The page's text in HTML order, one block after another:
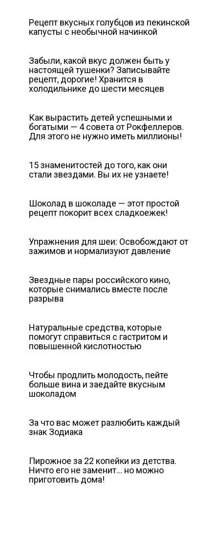
Рецепт вкусных голубцов из пекинской
капусты с необычной начинкой
Забыли, какой вкус должен быть у
настоящей тушенки? Записывайте
рецепт, дорогие! Хранится в
холодильнике до шести месяцев
Как вырастить детей успешными и
богатыми — 4 совета от Рокфеллеров.
Для этого не нужно иметь миллионы!
15 знаменитостей до того, как они
стали звездами. Вы их не узнаете!
Шоколад в шоколаде — этот простой
рецепт покорит всех сладкоежек!
Упражнения для шеи: Освобождают от
зажимов и нормализуют давление
Звездные пары российского кино,
которые снимались вместе после
разрыва
Натуральные средства, которые
помогут справиться с гастритом и
повышенной кислотностью
Чтобы продлить молодость, пейте
больше вина и заедайте вкусным
шоколадом
За что вас может разлюбить каждый
знак Зодиака
Пирожное за 22 копейки из детства.
Ничто его не заменит… но можно
приготовить дома!